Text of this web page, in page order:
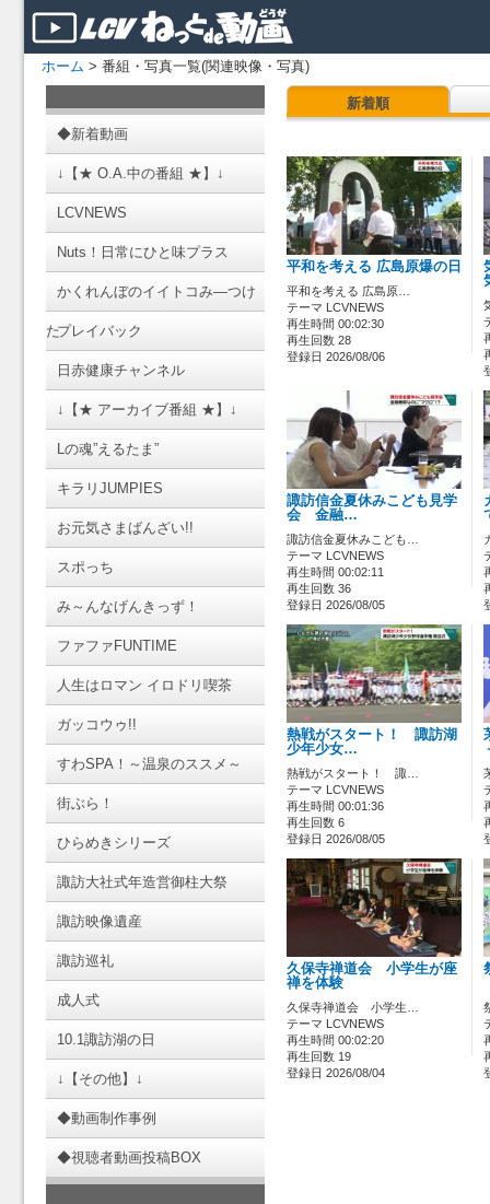
ホーム > 番組・写真一覧(関連映像・写真)
◆新着動画
↓【★ O.A.中の番組 ★】↓
LCVNEWS
Nuts！日常にひと味プラス
かくれんぼのイイトコみ―つけ
たプレイバック
日赤健康チャンネル
↓【★ アーカイブ番組 ★】↓
Lの魂”えるたま”
キラリJUMPIES
お元気さまばんざい!!
スポっち
み～んなげんきっず！
ファファFUNTIME
人生はロマン イロドリ喫茶
ガッコウゥ!!
すわSPA！～温泉のススメ～
街ぶら！
ひらめきシリーズ
諏訪大社式年造営御柱大祭
諏訪映像遺産
諏訪巡礼
成人式
10.1諏訪湖の日
↓【その他】↓
◆動画制作事例
◆視聴者動画投稿BOX
新着順
平和を考える 広島原爆の日
平和を考える 広島原…
テーマ LCVNEWS
再生時間 00:02:30
再生回数 28
登録日 2026/08/06
諏訪信金夏休みこども見学
会 金融…
諏訪信金夏休みこども…
テーマ LCVNEWS
再生時間 00:02:11
再生回数 36
登録日 2026/08/05
熱戦がスタート！ 諏訪湖
少年少女…
熱戦がスタート！ 諏…
テーマ LCVNEWS
再生時間 00:01:36
再生回数 6
登録日 2026/08/05
久保寺禅道会 小学生が座
禅を体験
久保寺禅道会 小学生…
テーマ LCVNEWS
再生時間 00:02:20
再生回数 19
登録日 2026/08/04